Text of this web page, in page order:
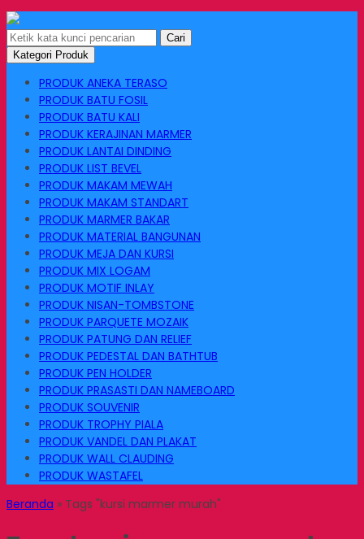
Cari
Kategori Produk
PRODUK ANEKA TERASO
PRODUK BATU FOSIL
PRODUK BATU KALI
PRODUK KERAJINAN MARMER
PRODUK LANTAI DINDING
PRODUK LIST BEVEL
PRODUK MAKAM MEWAH
PRODUK MAKAM STANDART
PRODUK MARMER BAKAR
PRODUK MATERIAL BANGUNAN
PRODUK MEJA DAN KURSI
PRODUK MIX LOGAM
PRODUK MOTIF INLAY
PRODUK NISAN-TOMBSTONE
PRODUK PARQUETE MOZAIK
PRODUK PATUNG DAN RELIEF
PRODUK PEDESTAL DAN BATHTUB
PRODUK PEN HOLDER
PRODUK PRASASTI DAN NAMEBOARD
PRODUK SOUVENIR
PRODUK TROPHY PIALA
PRODUK VANDEL DAN PLAKAT
PRODUK WALL CLAUDING
PRODUK WASTAFEL
Beranda » Tags "kursi marmer murah"